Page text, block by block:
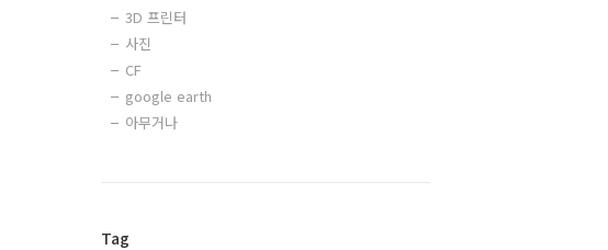
3D 프린터
사진
CF
google earth
아무거나
Tag